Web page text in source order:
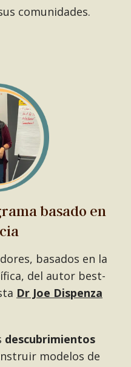
comunidades.
basado en
basados en la
del autor best-
Dr Joe Dispenza
descubrimientos
modelos de